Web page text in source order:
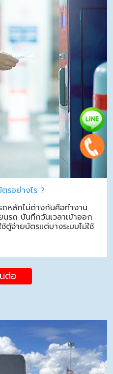
รอย่างไร ?
ถหลักไม่ต่างกันคือทำงาน
รถ บันทึกวันเวลาเข้าออก
จ่ายบัตรแต่บางระบบไม่ใช้
ต่อ